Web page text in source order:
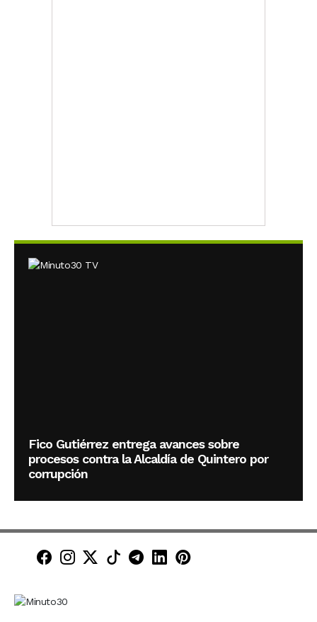
Fico Gutiérrez entrega avances sobre
procesos contra la Alcaldía de Quintero por
corrupción
Minuto30 en Facebook
Minuto30 en Instagram
Minuto30 en X (Twitter)
Minuto30 en TikTok
Canal de Minuto30 en
Minuto30 en LinkedIn
Minuto30 en